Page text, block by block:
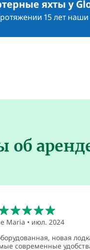
яхты у
15 лет
об
Maria • июл. 2024
новая
современные